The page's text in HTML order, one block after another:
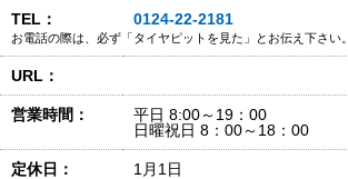
TEL： 0124-22-2181
お電話の際は、必ず「タイヤピットを見た」とお伝え下さい。
URL：
営業時間：
平日 8:00～19：00
日曜祝日 8：00～18：00
定休日： 1月1日